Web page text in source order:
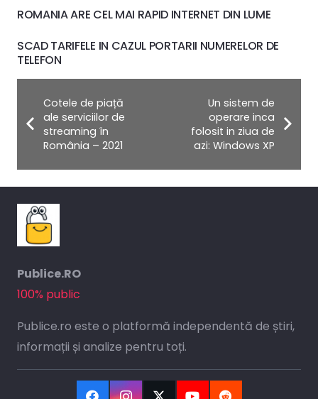
ROMANIA ARE CEL MAI RAPID INTERNET DIN LUME
SCAD TARIFELE IN CAZUL PORTARII NUMERELOR DE
TELEFON
Cotele de piață
ale serviciilor de
streaming în
România – 2021
Un sistem de
operare inca
folosit in ziua de
azi: Windows XP
Publice.RO
100% public
Publice.ro este o platformă independentă de știri,
informații și analize pentru toți.